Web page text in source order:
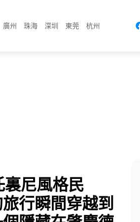
廣州 珠海 深圳 東莞 杭州
尼風格民
行瞬間穿越到